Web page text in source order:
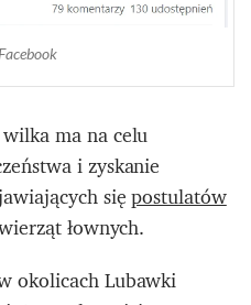
ma na celu
i zyskanie
siępostulatów
łownych.
okolicach Lubawki